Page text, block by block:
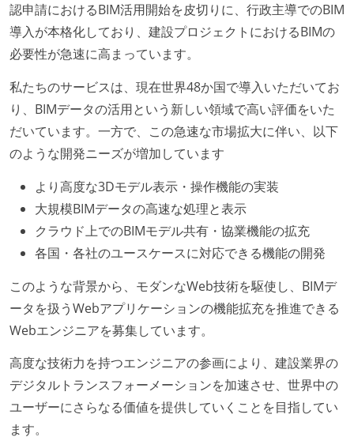
認申請におけるBIM活用開始を皮切りに、行政主導でのBIM
導入が本格化しており、建設プロジェクトにおけるBIMの
必要性が急速に高まっています。
私たちのサービスは、現在世界48か国で導入いただいてお
り、BIMデータの活用という新しい領域で高い評価をいた
だいています。一方で、この急速な市場拡大に伴い、以下
のような開発ニーズが増加しています
より高度な3Dモデル表示・操作機能の実装
大規模BIMデータの高速な処理と表示
クラウド上でのBIMモデル共有・協業機能の拡充
各国・各社のユースケースに対応できる機能の開発
このような背景から、モダンなWeb技術を駆使し、BIMデ
ータを扱うWebアプリケーションの機能拡充を推進できる
Webエンジニアを募集しています。
高度な技術力を持つエンジニアの参画により、建設業界の
デジタルトランスフォーメーションを加速させ、世界中の
ユーザーにさらなる価値を提供していくことを目指してい
ます。